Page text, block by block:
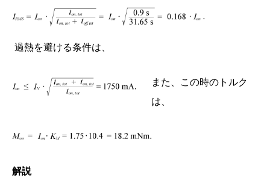
過熱を避ける条件は、
また、この時のトルク
は、
解説